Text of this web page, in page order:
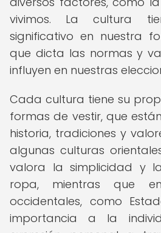
vivimos. La cultura
significativo en nuestra
que dicta las normas y
influyen en nuestras
Cada cultura tiene su
formas de vestir, que
historia, tradiciones y
algunas culturas
valora la simplicidad y
ropa, mientras que
occidentales, como
importancia a la